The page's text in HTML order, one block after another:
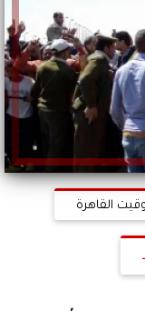
القاهرة